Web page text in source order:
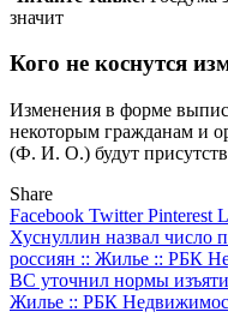
значит
Кого не коснутся
Изменения в форме
некоторым гражданам и
(Ф. И. О.) будут
Share
Facebook TwitterPinterest
Навигация
по
записям
Хуснуллин назвал число
россиян :: Жилье :: РБК
ВС уточнил нормы
Жилье :: РБК